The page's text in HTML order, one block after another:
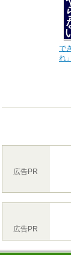
で
れ
広告PR
広告PR